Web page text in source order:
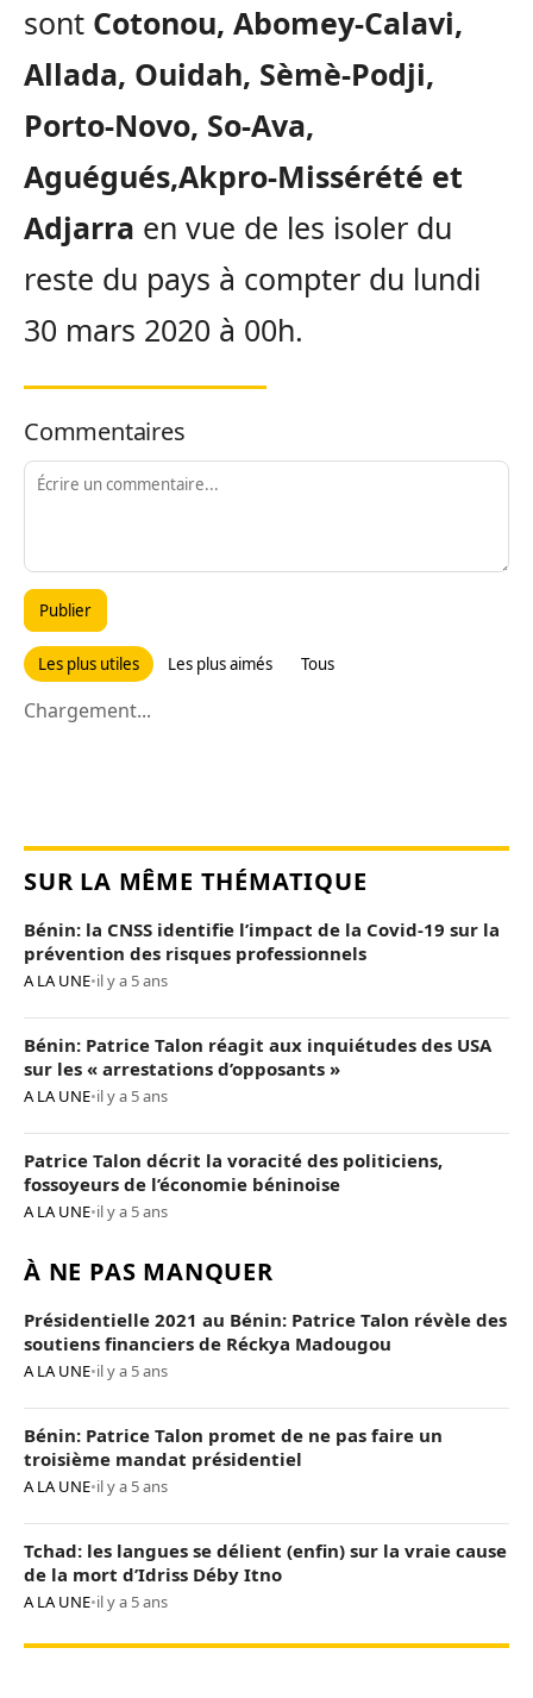
sont Cotonou, Abomey-Calavi,
Allada, Ouidah, Sèmè-Podji,
Porto-Novo, So-Ava,
Aguégués,Akpro-Missérété et
Adjarra en vue de les isoler du
reste du pays à compter du lundi
30 mars 2020 à 00h.
Commentaires
Publier
Les plus utiles Les plus aimés Tous
Chargement...
SUR LA MÊME THÉMATIQUE
Bénin: la CNSS identifie l’impact de la Covid-19 sur la
prévention des risques professionnels
A LA UNE•il y a 5 ans
Bénin: Patrice Talon réagit aux inquiétudes des USA
sur les « arrestations d’opposants »
A LA UNE•il y a 5 ans
Patrice Talon décrit la voracité des politiciens,
fossoyeurs de l’économie béninoise
A LA UNE•il y a 5 ans
À NE PAS MANQUER
Présidentielle 2021 au Bénin: Patrice Talon révèle des
soutiens financiers de Réckya Madougou
A LA UNE•il y a 5 ans
Bénin: Patrice Talon promet de ne pas faire un
troisième mandat présidentiel
A LA UNE•il y a 5 ans
Tchad: les langues se délient (enfin) sur la vraie cause
de la mort d’Idriss Déby Itno
A LA UNE•il y a 5 ans